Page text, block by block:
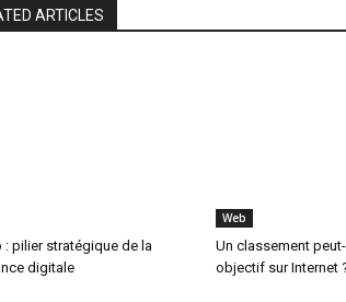
ARTICLES
: pilier stratégique de la
digitale
Web
Un classement
objectif sur Internet